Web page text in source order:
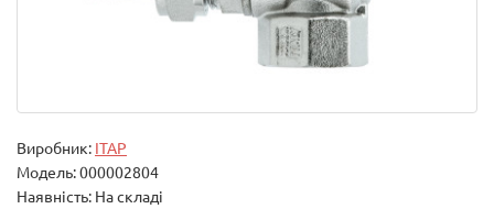
Виробник: ITAP
Модель:000002804
Наявність: На складі